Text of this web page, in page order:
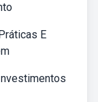
E